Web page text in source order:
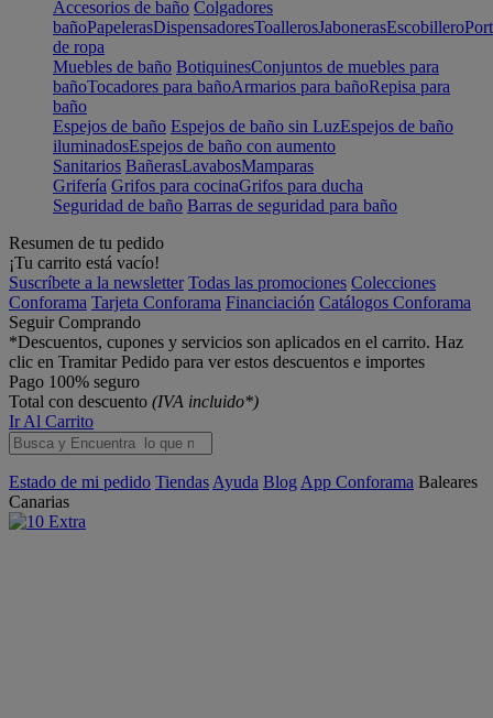
Accesorios de baño Colgadores
bañoPapelerasDispensadoresToallerosJabonerasEscobillero
de ropa
Muebles de baño BotiquinesConjuntos de muebles para
bañoTocadores para bañoArmarios para bañoRepisa para
baño
Espejos de baño Espejos de baño sin LuzEspejos de baño
iluminadosEspejos de baño con aumento
Sanitarios BañerasLavabosMamparas
Grifería Grifos para cocinaGrifos para ducha
Seguridad de baño Barras de seguridad para baño
Resumen de tu pedido
¡Tu carrito está vacío!
Suscríbete a la newsletter Todas las promociones Colecciones
Conforama Tarjeta Conforama Financiación Catálogos Conforama
Seguir Comprando
*Descuentos, cupones y servicios son aplicados en el carrito. Haz
clic en Tramitar Pedido para ver estos descuentos e importes
Pago 100% seguro
Total con descuento (IVA incluido*)
Ir Al Carrito
Estado de mi pedido Tiendas Ayuda Blog App Conforama Baleares
Canarias